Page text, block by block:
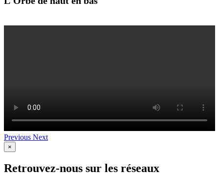
Previous Next
×
Retrouvez-nous sur les réseaux